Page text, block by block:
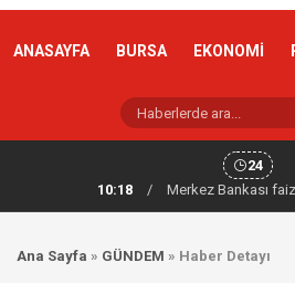
ANASAYFA BURSA EKONOMİ
24
10:18
/ Merkez Bankası faiz
Ana Sayfa » GÜNDEM » Haber Detayı